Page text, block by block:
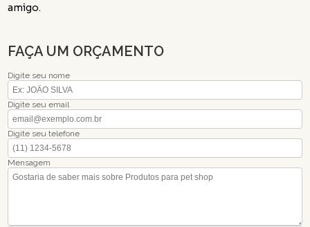
amigo.
FAÇA UM ORÇAMENTO
Digite seu nome
Digite seu email
Digite seu telefone
Mensagem